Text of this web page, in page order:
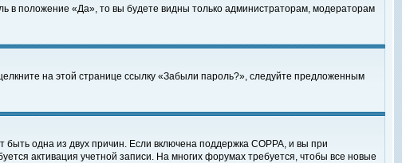
в положение «Да», то вы будете видны только администраторам, модераторам
на этой странице ссылку «Забыли пароль?», следуйте предложенным
одна из двух причин. Если включена поддержка COPPA, и вы при
активация учетной записи. На многих форумах требуется, чтобы все новые